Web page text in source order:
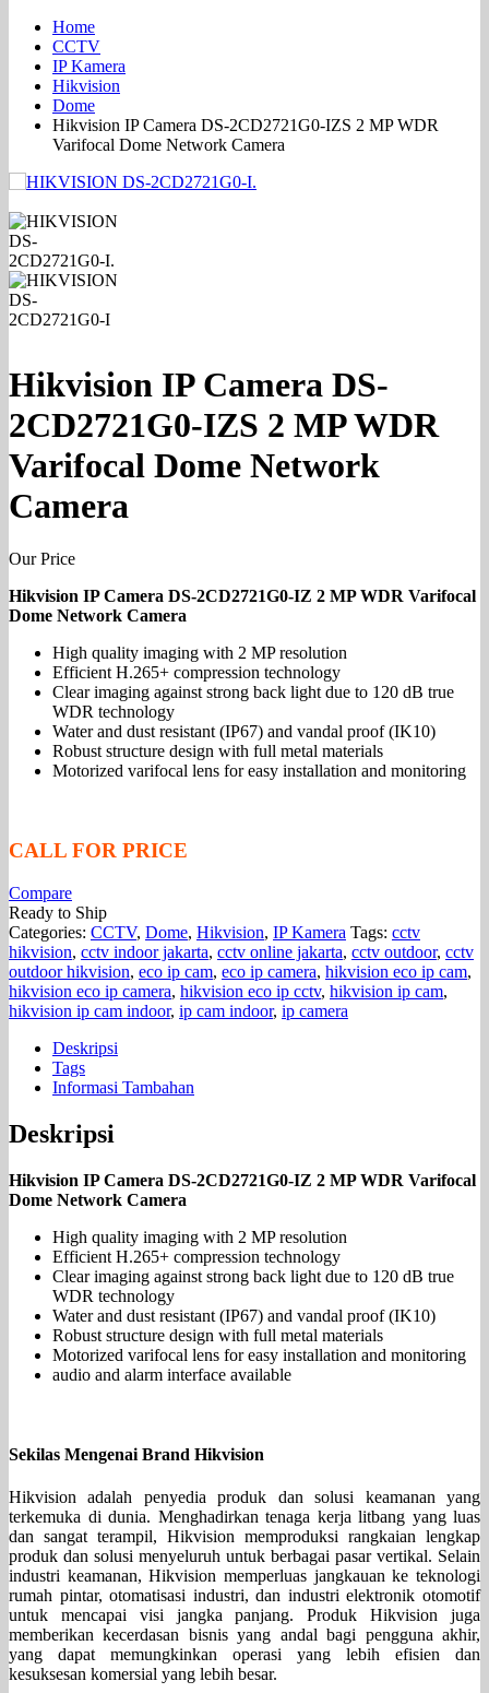
Home
CCTV
IP Kamera
Hikvision
Dome
Hikvision IP Camera DS-2CD2721G0-IZS 2 MP WDR
Varifocal Dome Network Camera
Hikvision IP Camera DS-
2CD2721G0-IZS 2 MP WDR
Varifocal Dome Network
Camera
Our Price
Hikvision IP Camera DS-2CD2721G0-IZ 2 MP WDR Varifocal
Dome Network Camera
High quality imaging with 2 MP resolution
Efficient H.265+ compression technology
Clear imaging against strong back light due to 120 dB true
WDR technology
Water and dust resistant (IP67) and vandal proof (IK10)
Robust structure design with full metal materials
Motorized varifocal lens for easy installation and monitoring
CALL FOR PRICE
Compare
Ready to Ship
Categories: CCTV, Dome, Hikvision, IP Kamera Tags: cctv
hikvision, cctv indoor jakarta, cctv online jakarta, cctv outdoor, cctv
outdoor hikvision, eco ip cam, eco ip camera, hikvision eco ip cam,
hikvision eco ip camera, hikvision eco ip cctv, hikvision ip cam,
hikvision ip cam indoor, ip cam indoor, ip camera
Deskripsi
Tags
Informasi Tambahan
Deskripsi
Hikvision IP Camera DS-2CD2721G0-IZ 2 MP WDR Varifocal
Dome Network Camera
High quality imaging with 2 MP resolution
Efficient H.265+ compression technology
Clear imaging against strong back light due to 120 dB true
WDR technology
Water and dust resistant (IP67) and vandal proof (IK10)
Robust structure design with full metal materials
Motorized varifocal lens for easy installation and monitoring
audio and alarm interface available
Sekilas Mengenai Brand Hikvision
Hikvision adalah penyedia produk dan solusi keamanan yang
terkemuka di dunia. Menghadirkan tenaga kerja litbang yang luas
dan sangat terampil, Hikvision memproduksi rangkaian lengkap
produk dan solusi menyeluruh untuk berbagai pasar vertikal. Selain
industri keamanan, Hikvision memperluas jangkauan ke teknologi
rumah pintar, otomatisasi industri, dan industri elektronik otomotif
untuk mencapai visi jangka panjang. Produk Hikvision juga
memberikan kecerdasan bisnis yang andal bagi pengguna akhir,
yang dapat memungkinkan operasi yang lebih efisien dan
kesuksesan komersial yang lebih besar.